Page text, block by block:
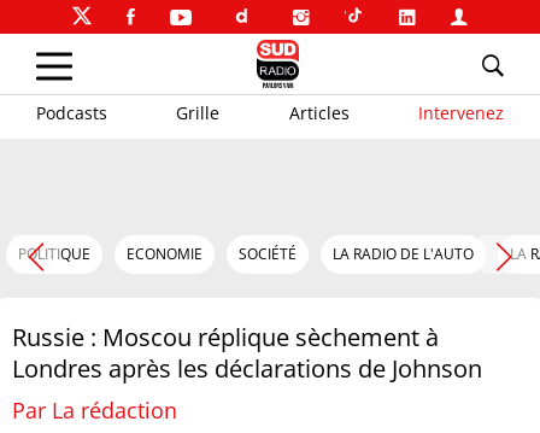
Podcasts Grille Articles Intervenez
POLITIQUE ECONOMIE SOCIÉTÉ LA RADIO DE L'AUTO LA
Russie : Moscou réplique sèchement à
Londres après les déclarations de Johnson
Par La rédaction